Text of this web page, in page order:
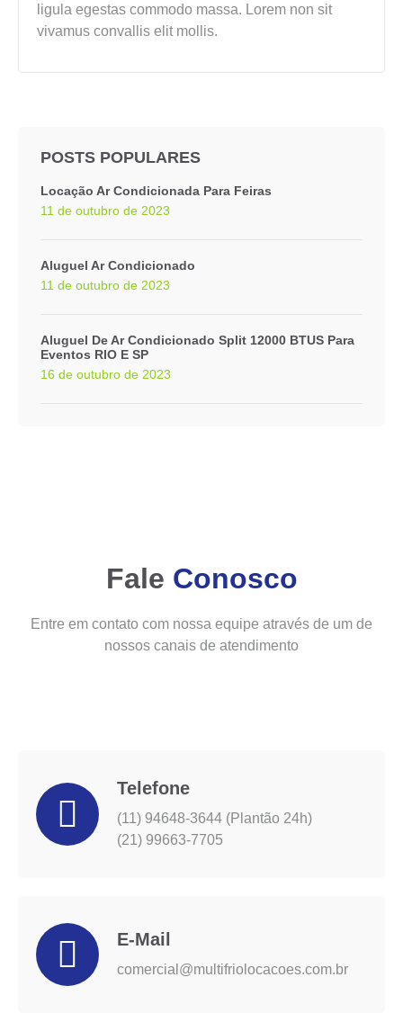
ligula egestas commodo massa. Lorem non sit
vivamus convallis elit mollis.
POSTS POPULARES
Locação Ar Condicionada Para Feiras
11 de outubro de 2023
Aluguel Ar Condicionado
11 de outubro de 2023
Aluguel De Ar Condicionado Split 12000 BTUS Para
Eventos RIO E SP
16 de outubro de 2023
Fale Conosco
Entre em contato com nossa equipe através de um de
nossos canais de atendimento
Telefone
(11) 94648-3644 (Plantão 24h)
(21) 99663-7705
E-Mail
comercial@multifriolocacoes.com.br